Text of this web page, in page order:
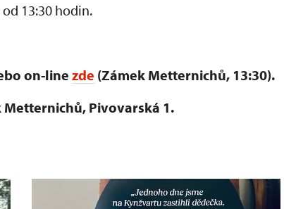
13:30 hodin.
on-line zde (Zámek Metternichů, 13:30).
Pivovarská 1.